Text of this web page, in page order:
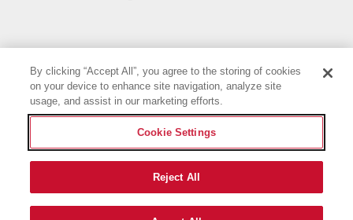
Regulamin
Polityka prywatności
Oświadczenie o dostępności
Nadruk
Ustawienia plików cookie
© 2026 Briggs & Stratton, LLC. All rights reserved.
By clicking “Accept All”, you agree to the storing of cookies
on your device to enhance site navigation, analyze site
usage, and assist in our marketing efforts.
Cookie Settings
Reject All